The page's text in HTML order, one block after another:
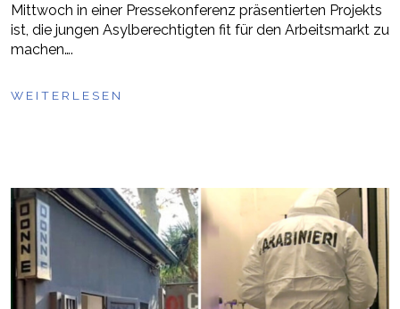
Mittwoch in einer Pressekonferenz präsentierten Projekts
ist, die jungen Asylberechtigten fit für den Arbeitsmarkt zu
machen….
WEITERLESEN